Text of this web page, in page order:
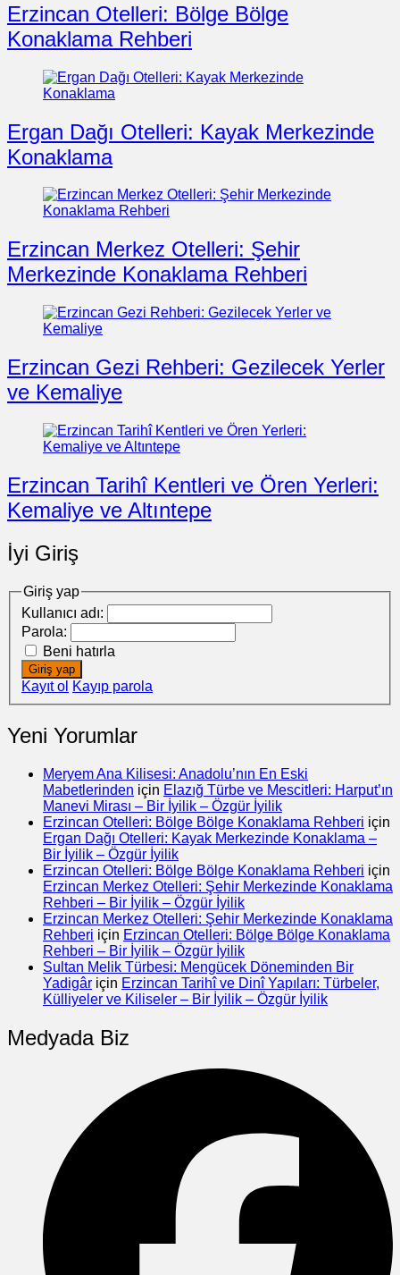
Erzincan Otelleri: Bölge Bölge
Konaklama Rehberi
Ergan Dağı Otelleri: Kayak Merkezinde
Konaklama
Erzincan Merkez Otelleri: Şehir
Merkezinde Konaklama Rehberi
Erzincan Gezi Rehberi: Gezilecek Yerler
ve Kemaliye
Erzincan Tarihî Kentleri ve Ören Yerleri:
Kemaliye ve Altıntepe
İyi Giriş
Giriş yap
Kullanıcı adı:
Parola:
Beni hatırla
Giriş yap
Kayıt ol Kayıp parola
Yeni Yorumlar
Meryem Ana Kilisesi: Anadolu’nın En Eski
Mabetlerinden için Elazığ Türbe ve Mescitleri: Harput’ın
Manevi Mirası – Bir İyilik – Özgür İyilik
Erzincan Otelleri: Bölge Bölge Konaklama Rehberi için
Ergan Dağı Otelleri: Kayak Merkezinde Konaklama –
Bir İyilik – Özgür İyilik
Erzincan Otelleri: Bölge Bölge Konaklama Rehberi için
Erzincan Merkez Otelleri: Şehir Merkezinde Konaklama
Rehberi – Bir İyilik – Özgür İyilik
Erzincan Merkez Otelleri: Şehir Merkezinde Konaklama
Rehberi için Erzincan Otelleri: Bölge Bölge Konaklama
Rehberi – Bir İyilik – Özgür İyilik
Sultan Melik Türbesi: Mengücek Döneminden Bir
Yadigâr için Erzincan Tarihî ve Dinî Yapıları: Türbeler,
Külliyeler ve Kiliseler – Bir İyilik – Özgür İyilik
Medyada Biz